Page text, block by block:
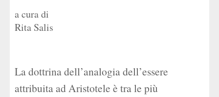
a cura di
Rita Salis
La dottrina dell’analogia dell’essere
attribuita ad Aristotele è tra le più